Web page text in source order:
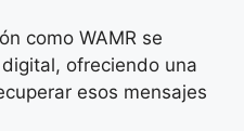
como WAMR se
ofreciendo una
esos mensajes